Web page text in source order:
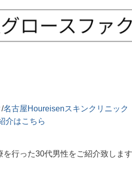
/名古屋Houreisenスキンクリニック
介はこちら
を行った30代男性をご紹介致します